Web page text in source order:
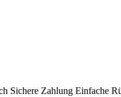
Sichere Zahlung Einfache